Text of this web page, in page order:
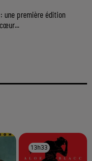
une première édition
13h33
13h33